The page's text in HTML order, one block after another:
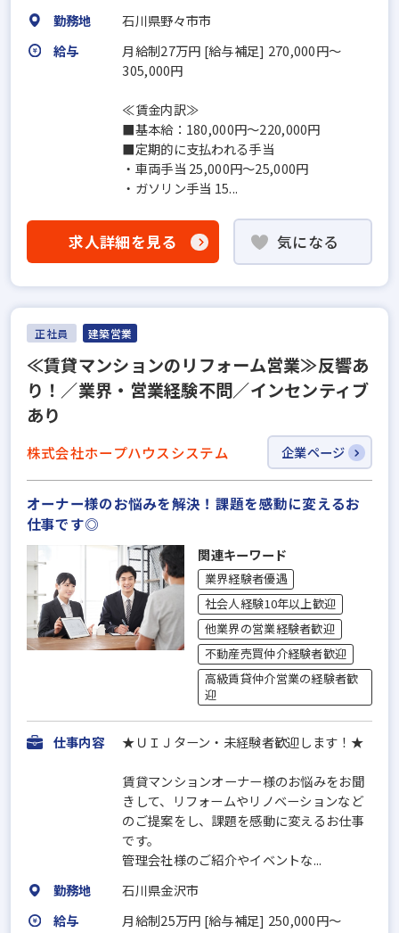
勤務地
石川県野々市市
給与
月給制27万円 [給与補足] 270,000円〜
305,000円
≪賃金内訳≫
■基本給：180,000円〜220,000円
■定期的に支払われる手当
・車両手当 25,000円〜25,000円
・ガソリン手当 15...
求人詳細を見る 気になる
正社員 建築営業
≪賃貸マンションのリフォーム営業≫反響あ
り！／業界・営業経験不問／インセンティブ
あり
株式会社ホープハウスシステム 企業ページ
オーナー様のお悩みを解決！課題を感動に変えるお
仕事です◎
関連キーワード
業界経験者優遇
社会人経験10年以上歓迎
他業界の営業経験者歓迎
不動産売買仲介経験者歓迎
高級賃貸仲介営業の経験者歓
迎
仕事内容 ★ＵＩＪターン・未経験者歓迎します！★
賃貸マンションオーナー様のお悩みをお聞
きして、リフォームやリノベーションなど
のご提案をし、課題を感動に変えるお仕事
です。
管理会社様のご紹介やイベントな...
勤務地
石川県金沢市
給与
月給制25万円 [給与補足] 250,000円〜